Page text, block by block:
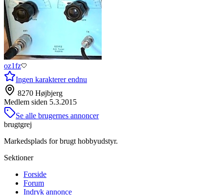
oz1fz
Ingen karakterer endnu
8270 Højbjerg
Medlem siden 5.3.2015
Se alle brugernes annoncer
brugtgrej
Markedsplads for brugt hobbyudstyr.
Sektioner
Forside
Forum
Indryk annonce